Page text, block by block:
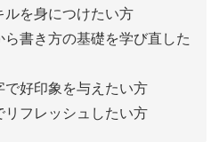
を身につけたい方
書き方の基礎を学び直した
好印象を与えたい方
フレッシュしたい方